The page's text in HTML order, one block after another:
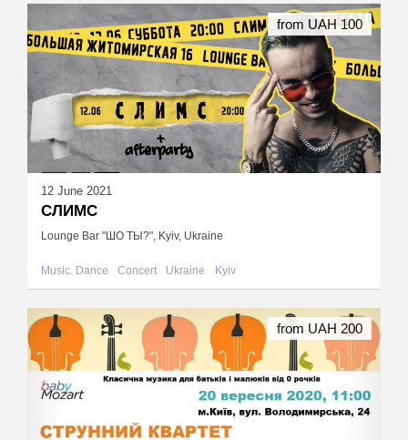
12 June 2021
СЛИМС
Lounge Bar "ШО ТЫ?", Kyiv, Ukraine
Music. Dance Concert Ukraine Kyiv
from UAH 100
from UAH 200